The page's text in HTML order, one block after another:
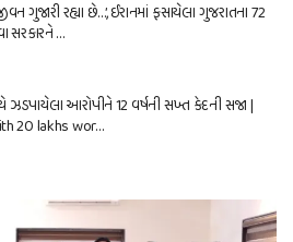
ગુજારી રહ્યા છે…’, ઈરાનમાં ફસાયેલા ગુજરાતના 72
સરકારને …
ઝડપાયેલા આરોપીને 12 વર્ષની સખ્ત કેદની સજા |
20 lakhs wor…